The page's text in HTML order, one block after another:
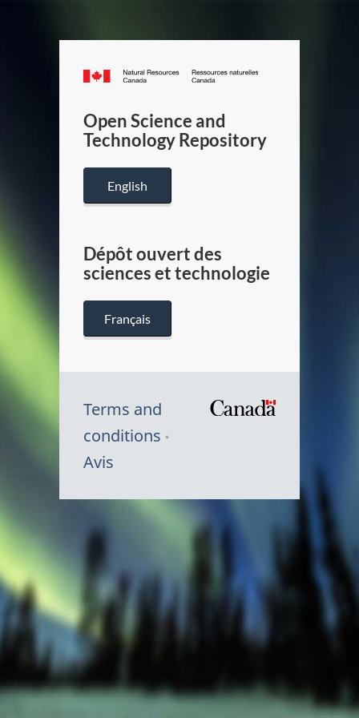
Canada.ca
/
Canada
Open Science and
Technology Repository
English
Dépôt ouvert des
sciences et technologie
Français
Terms and
conditions
Avis
Canada